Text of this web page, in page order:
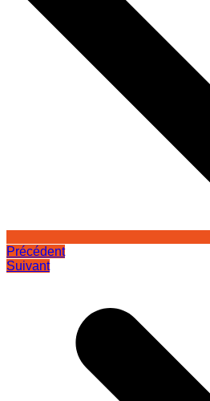
Précédent
Suivant